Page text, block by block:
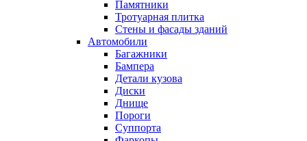
Памятники
Тротуарная плитка
Стены и фасады зданий
Автомобили
Багажники
Бампера
Детали кузова
Диски
Днище
Пороги
Суппорта